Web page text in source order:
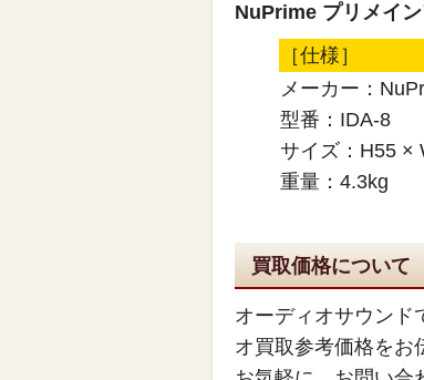
NuPrime プリメイ
［仕様］
メーカー：
型番：IDA-8
サイズ：H55 ×
重量：4.3kg
買取価格について
オーディオサウンド
オ買取参考価格をお